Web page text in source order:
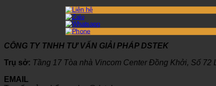
CÔNG TY TNHH TƯ VẤN GIẢI PHÁP DSTEK
Trụ sở: Tầng 17 Tòa nhà Vincom Center Đồng Khởi, Số
EMAIL